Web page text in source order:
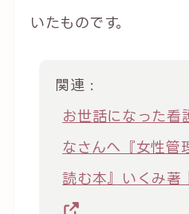
いたものです。
関連 :
お世話になった看
なさんへ『女性管
読む本』いくみ著